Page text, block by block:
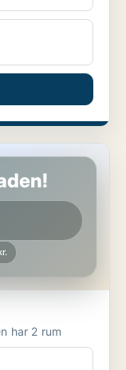
Bostaden har 2 rum